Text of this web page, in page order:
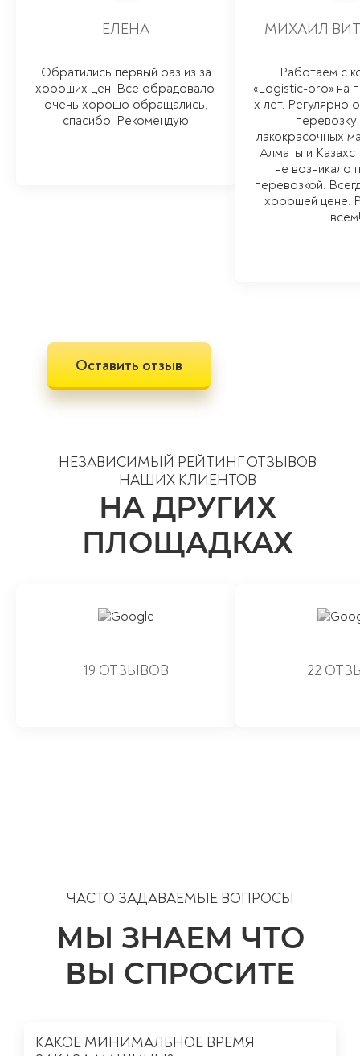
ЕЛЕНА
Обратились первый раз из за
хороших цен. Все обрадовало,
очень хорошо обращались,
спасибо. Рекомендую
МИХАИЛ
Работаем с
«Logistic-pro» на
х лет. Регулярно
лакокрасочных
Алматы и
не возникало
перевозкой.
хорошей цене.
всем!
Оставить отзыв
НЕЗАВИСИМЫЙ РЕЙТИНГ ОТЗЫВОВ
НАШИХ КЛИЕНТОВ
НА ДРУГИХ
ПЛОЩАДКАХ
19 ОТЗЫВОВ 22
ЧАСТО ЗАДАВАЕМЫЕ ВОПРОСЫ
МЫ ЗНАЕМ ЧТО
ВЫ СПРОСИТЕ
КАКОЕ МИНИМАЛЬНОЕ ВРЕМЯ